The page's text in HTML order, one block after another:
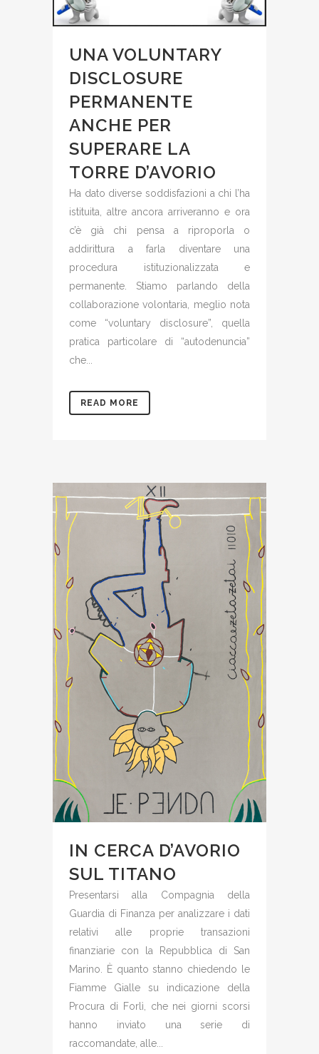
UNA VOLUNTARY
DISCLOSURE
PERMANENTE
ANCHE PER
SUPERARE LA
TORRE D’AVORIO
Ha dato diverse soddisfazioni a chi l’ha
istituita, altre ancora arriveranno e ora
c’è già chi pensa a riproporla o
addirittura a farla diventare una
procedura istituzionalizzata e
permanente. Stiamo parlando della
collaborazione volontaria, meglio nota
come “voluntary disclosure”, quella
pratica particolare di “autodenuncia”
che...
READ MORE
IN CERCA D’AVORIO
SUL TITANO
Presentarsi alla Compagnia della
Guardia di Finanza per analizzare i dati
relativi alle proprie transazioni
finanziarie con la Repubblica di San
Marino. È quanto stanno chiedendo le
Fiamme Gialle su indicazione della
Procura di Forlì, che nei giorni scorsi
hanno inviato una serie di
raccomandate, alle...